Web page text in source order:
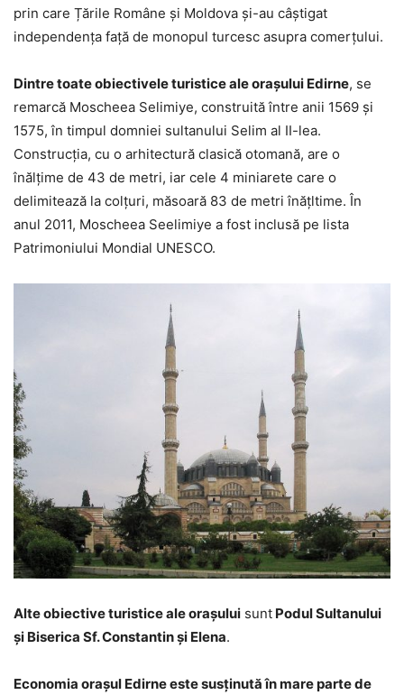
prin care Țările Române și Moldova și-au câștigat
independența față de monopul turcesc asupra comerțului.
Dintre toate obiectivele turistice ale orașului Edirne, se
remarcă Moscheea Selimiye, construită între anii 1569 și
1575, în timpul domniei sultanului Selim al II-lea.
Construcția, cu o arhitectură clasică otomană, are o
înălțime de 43 de metri, iar cele 4 miniarete care o
delimitează la colțuri, măsoară 83 de metri înățltime. În
anul 2011, Moscheea Seelimiye a fost inclusă pe lista
Patrimoniului Mondial UNESCO.
Alte obiective turistice ale orașului sunt Podul Sultanului
și Biserica Sf. Constantin și Elena.
Economia orașul Edirne este susținută în mare parte de